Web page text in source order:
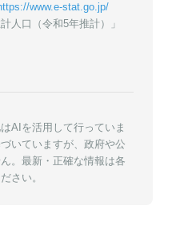
www.e-stat.go.jp/
人口（令和5年推計）」
AIを活用して行っていま
いていますが、政府や公
。最新・正確な情報は各
さい。